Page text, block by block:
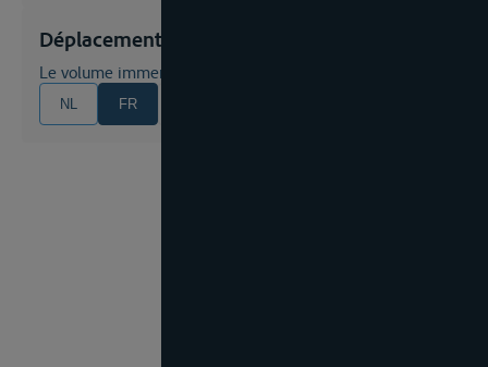
Déplacement d'eau
Le volume immergé du bateau en m³
NL FR